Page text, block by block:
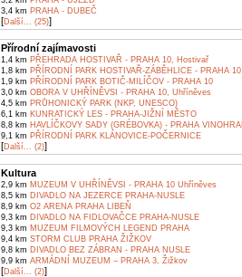
3,4 km PRAHA - DUBEČ
[Další... (25)]
Přírodní zajímavosti
1,4 km PŘEHRADA HOSTIVAŘ - PRAHA 10, Hostivař
1,8 km PŘÍRODNÍ PARK HOSTIVAŘ-ZÁBĚHLICE - PRAHA 10
1,9 km PŘÍRODNÍ PARK BOTIČ-MILÍČOV - PRAHA 10
3,0 km OBORA V UHŘÍNĚVSI - PRAHA 10, Uhříněves
4,5 km PRŮHONICKÝ PARK (NKP, UNESCO)
6,1 km KUNRATICKÝ LES - PRAHA-JIŽNÍ MĚSTO
8,8 km HAVLÍČKOVY SADY (GRÉBOVKA) - PRAHA
9,1 km PŘÍRODNÍ PARK KLÁNOVICE-POČERNICE
[Další... (2)]
Kultura
2,9 km MUZEUM V UHŘÍNĚVSI - PRAHA 10 Uhříněves
8,5 km DIVADLO NA JEZERCE PRAHA-NUSLE
8,9 km O2 ARENA PRAHA LIBEŇ
9,3 km DIVADLO NA FIDLOVAČCE PRAHA-NUSLE
9,3 km MUZEUM FILMOVÝCH LEGEND PRAHA
9,4 km STORM CLUB PRAHA ŽIŽKOV
9,8 km DIVADLO BEZ ZÁBRAN - PRAHA NUSLE
9,9 km ARMÁDNÍ MUZEUM – PRAHA 3, Žižkov
[Další... (2)]